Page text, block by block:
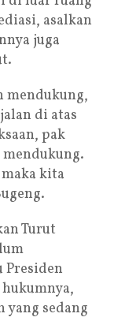
asalkan
juga
mendukung,
di atas
pak
kita
Turut
yang sedang